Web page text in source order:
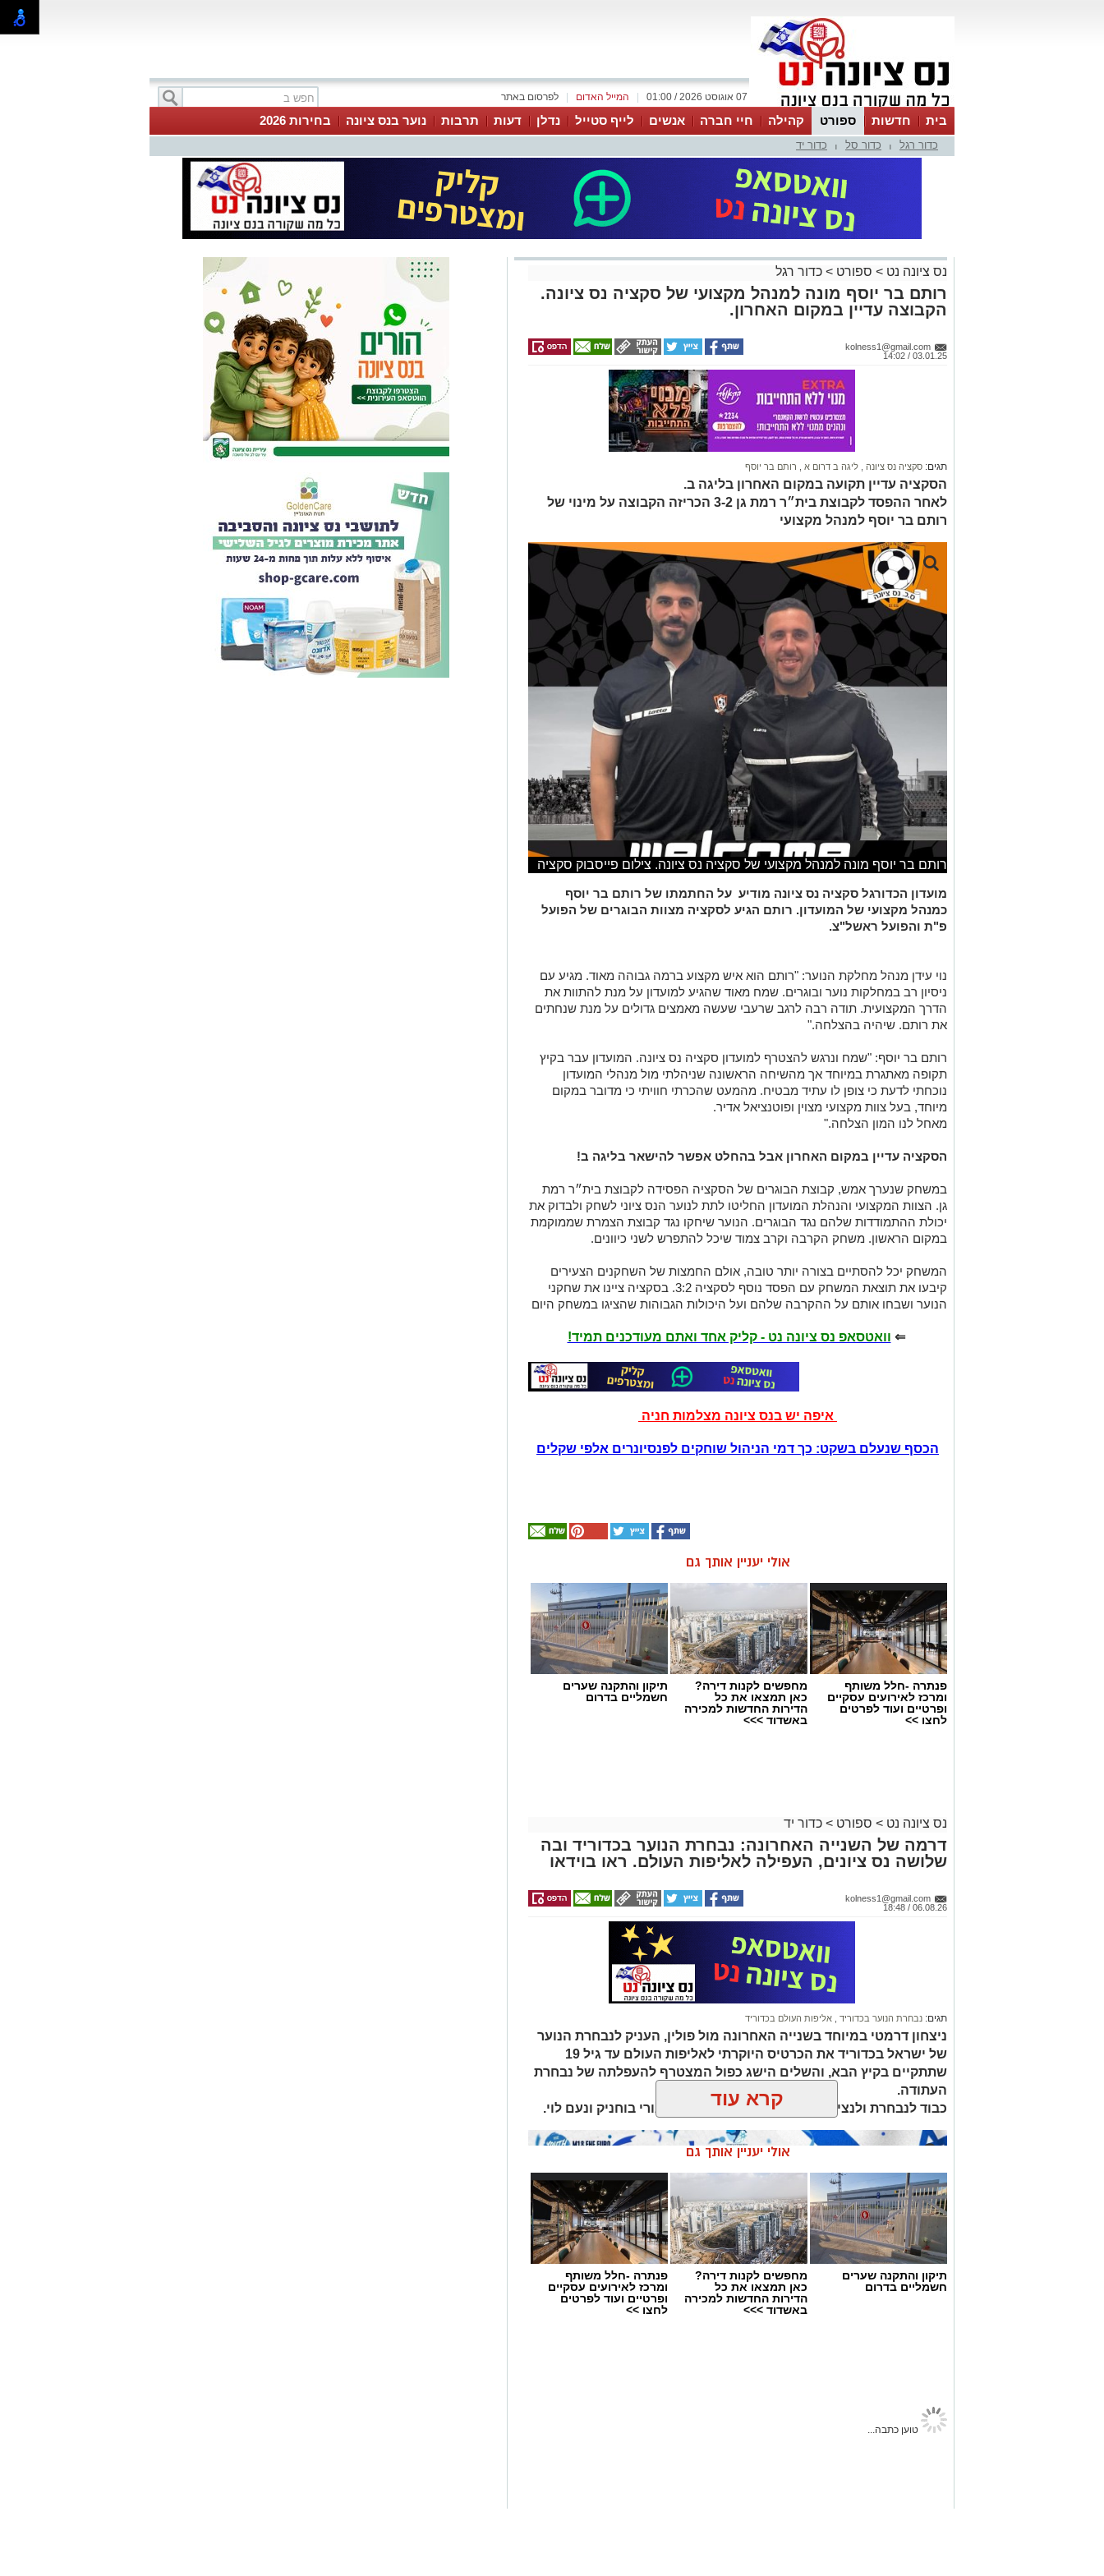
לפרסום באתר המייל האדום 07 אוגוסט 2026 / 01:00
בית חדשות ספורט קהילה חיי חברה אנשים לייף סטייל נדלן דעות תרבות נוער בנס ציונה בחירות 2026
כדור רגל כדור סל כדור יד
נס ציונה נט > ספורט > כדור רגל
רותם בר יוסף מונה למנהל מקצועי של סקציה נס ציונה.
הקבוצה עדיין במקום האחרון.
kolness1@gmail.com
03.01.25 / 14:02
תגים: סקציה נס ציונה ליגה ב דרום א רותם בר יוסף
הסקציה עדיין תקועה במקום האחרון בליגה ב.
לאחר ההפסד לקבוצת בית״ר רמת גן 3-2 הכריזה הקבוצה על מינוי של
רותם בר יוסף למנהל מקצועי
רותם בר יוסף מונה למנהל מקצועי של סקציה נס ציונה. צילום פייסבוק סקציה
מועדון הכדורגל סקציה נס ציונה מודיע על החתמתו של רותם בר יוסף
כמנהל מקצועי של המועדון. רותם הגיע לסקציה מצוות הבוגרים של הפועל
פ"ת והפועל ראשל"צ.
נוי עידן מנהל מחלקת הנוער: "רותם הוא איש מקצוע ברמה גבוהה מאוד. מגיע עם
ניסיון רב במחלקות נוער ובוגרים. שמח מאוד שהגיע למועדון על מנת להתוות את
הדרך המקצועית. תודה רבה לרגב שרעבי שעשה מאמצים גדולים על מנת שנחתים
את רותם. שיהיה בהצלחה."
רותם בר יוסף: "שמח ונרגש להצטרף למועדון סקציה נס ציונה. המועדון עבר בקיץ
תקופה מאתגרת במיוחד אך מהשיחה הראשונה שניהלתי מול מנהלי המועדון
נוכחתי לדעת כי צופן לו עתיד מבטיח. מהמעט שהכרתי חוויתי כי מדובר במקום
מיוחד, בעל צוות מקצועי מצוין ופוטנציאל אדיר.
מאחל לנו המון הצלחה."
הסקציה עדיין במקום האחרון אבל בהחלט אפשר להישאר בליגה ב!
במשחק שנערך אמש, קבוצת הבוגרים של הסקציה הפסידה לקבוצת בית״ר רמת
גן. הצוות המקצועי והנהלת המועדון החליטו לתת לנוער הנס ציוני לשחק ולבדוק את
יכולת ההתמודדות שלהם נגד הבוגרים. הנוער שיחקו נגד קבוצת הצמרת שממוקמת
במקום הראשון. משחק הקרבה וקרב צמוד שיכל להתפרש לשני כיוונים.
המשחק יכל להסתיים בצורה יותר טובה, אולם החמצות של השחקנים הצעירים
קיבעו את תוצאת המשחק עם הפסד נוסף לסקציה 3:2. בסקציה ציינו את שחקני
הנוער ושבחו אותם על ההקרבה שלהם ועל היכולות הגבוהות שהציגו במשחק היום
⇐ וואטסאפ נס ציונה נט - קליק אחד ואתם מעודכנים תמיד!
איפה יש בנס ציונה מצלמות חניה
הכסף שנעלם בשקט: כך דמי הניהול שוחקים לפנסיונרים אלפי שקלים
אולי יעניין אותך גם
פנתרה -חלל משותף
ומרכז לאירועים עסקיים
ופרטיים ועוד לפרטים
לחצו >>
מחפשים לקנות דירה?
כאן תמצאו את כל
הדירות החדשות למכירה
באשדוד >>>
תיקון והתקנה שערים
חשמליים בדרום
נס ציונה נט > ספורט > כדור יד
דרמה של השנייה האחרונה: נבחרת הנוער בכדוריד ובה
שלושה נס ציונים, העפילה לאליפות העולם. ראו בוידאו
kolness1@gmail.com
06.08.26 / 18:48
תגים: נבחרת הנוער בכדוריד אליפות העולם בכדוריד
ניצחון דרמטי במיוחד בשנייה האחרונה מול פולין, העניק לנבחרת הנוער
של ישראל בכדוריד את הכרטיס היוקרתי לאליפות העולם עד גיל 19
שתתקיים בקיץ הבא, והשלים הישג כפול המצטרף להעפלתה של נבחרת
העתודה.
כבוד לנבחרת ולנציגי א.כ. נס ציונה בה: גבע דגני, אורי בוחניק ונעם לוי.
קרא עוד
אולי יעניין אותך גם
תיקון והתקנה שערים
חשמליים בדרום
מחפשים לקנות דירה?
כאן תמצאו את כל
הדירות החדשות למכירה
באשדוד >>>
פנתרה -חלל משותף
ומרכז לאירועים עסקיים
ופרטיים ועוד לפרטים
לחצו >>
נס ציונה נט
חיזוק מרשים מתחת לסלים: הסנטר ממילאנו פרדי